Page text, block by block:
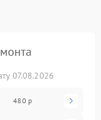
07.08.2026
480 р